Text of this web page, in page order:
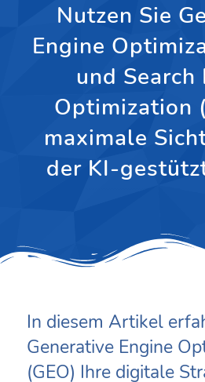
Nutzen Sie
Engine
und Search
Optimization
maximale
der KI-
In diesem Artikel
Generative Engine
(GEO) Ihre digitale